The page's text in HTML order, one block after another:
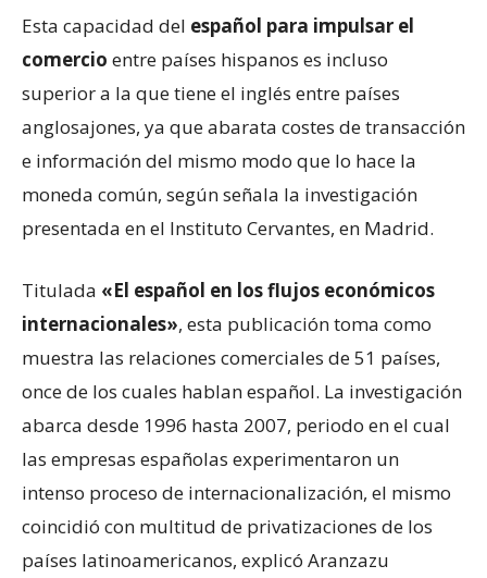
Esta capacidad del español para impulsar el
comercio entre países hispanos es incluso
superior a la que tiene el inglés entre países
anglosajones, ya que abarata costes de transacción
e información del mismo modo que lo hace la
moneda común, según señala la investigación
presentada en el Instituto Cervantes, en Madrid.
Titulada «El español en los flujos económicos
internacionales», esta publicación toma como
muestra las relaciones comerciales de 51 países,
once de los cuales hablan español. La investigación
abarca desde 1996 hasta 2007, periodo en el cual
las empresas españolas experimentaron un
intenso proceso de internacionalización, el mismo
coincidió con multitud de privatizaciones de los
países latinoamericanos, explicó Aranzazu